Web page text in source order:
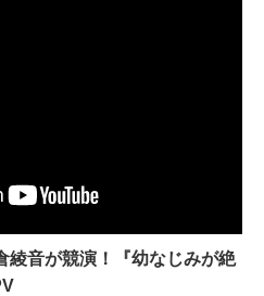
綾音が競演！『幼なじみが絶